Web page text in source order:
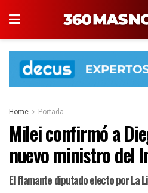
Home Portada
Milei confirmó a
nuevo ministro del
El flamante diputado electo por La